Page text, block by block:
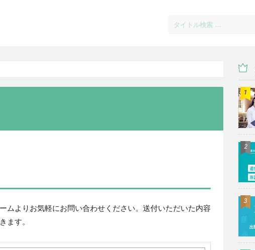
ムよりお気軽にお問い合わせください。送付いただいた内容
ます。
1
2
3